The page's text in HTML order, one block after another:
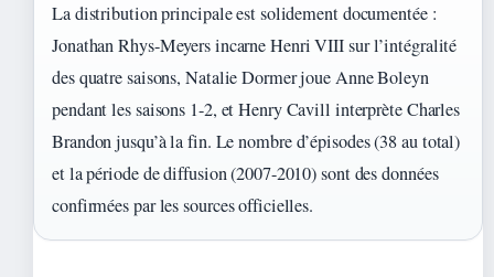
La distribution principale est solidement documentée :
Jonathan Rhys-Meyers incarne Henri VIII sur l’intégralité
des quatre saisons, Natalie Dormer joue Anne Boleyn
pendant les saisons 1-2, et Henry Cavill interprète Charles
Brandon jusqu’à la fin. Le nombre d’épisodes (38 au total)
et la période de diffusion (2007-2010) sont des données
confirmées par les sources officielles.